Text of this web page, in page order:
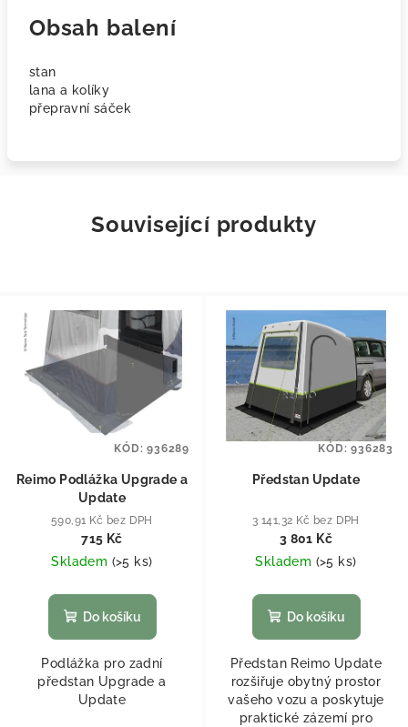
Obsah balení
stan
lana a kolíky
přepravní sáček
Související produkty
Reimo Podlážka Upgrade a
Update
590,91 Kč bez DPH
715 Kč
Skladem (>5 ks)
Do košíku
Podlážka pro zadní
předstan Upgrade a
Update
KÓD:936289
Předstan Update
3 141,32 Kč bez DPH
3 801 Kč
Skladem (>5 ks)
Do košíku
Předstan Reimo Update
rozšiřuje obytný prostor
vašeho vozu a poskytuje
praktické zázemí pro
KÓD:936283